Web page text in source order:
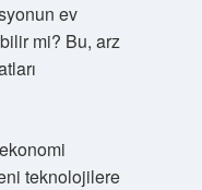
ev
mi? Bu, arz
teknolojilere